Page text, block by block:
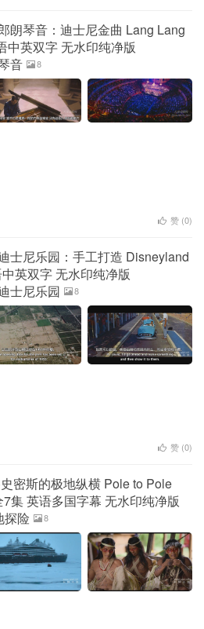
朗琴音：迪士尼金曲 Lang Lang
中英双字 无水印纯净版
音
8
赞 (0)
士尼乐园：手工打造 Disneyland
英双字 无水印纯净版
士尼乐园
8
赞 (0)
密斯的极地纵横 Pole to Pole
集 英语多国字幕 无水印纯净版
探险
8